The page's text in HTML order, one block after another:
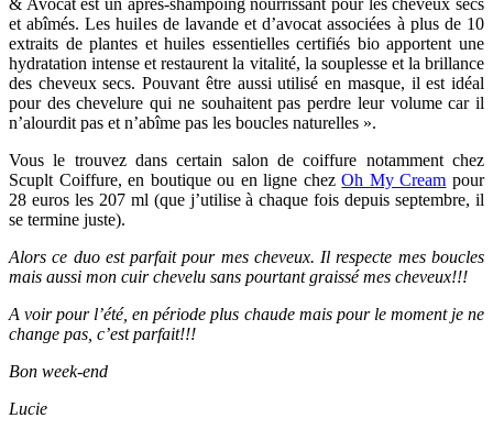
& Avocat est un après-shampoing nourrissant pour les cheveux secs
et abîmés. Les huiles de lavande et d’avocat associées à plus de 10
extraits de plantes et huiles essentielles certifiés bio apportent une
hydratation intense et restaurent la vitalité, la souplesse et la brillance
des cheveux secs. Pouvant être aussi utilisé en masque, il est idéal
pour des chevelure qui ne souhaitent pas perdre leur volume car il
n’alourdit pas et n’abîme pas les boucles naturelles ».
Vous le trouvez dans certain salon de coiffure notamment chez
Scuplt Coiffure, en boutique ou en ligne chezOh My Cream pour
28 euros les 207 ml (que j’utilise à chaque fois depuis septembre, il
se termine juste).
Alors ce duo est parfait pour mes cheveux. Il respecte mes boucles
mais aussi mon cuir chevelu sans pourtant graissé mes cheveux!!!
A voir pour l’été, en période plus chaude mais pour le moment je ne
change pas, c’est parfait!!!
Bon week-end
Lucie